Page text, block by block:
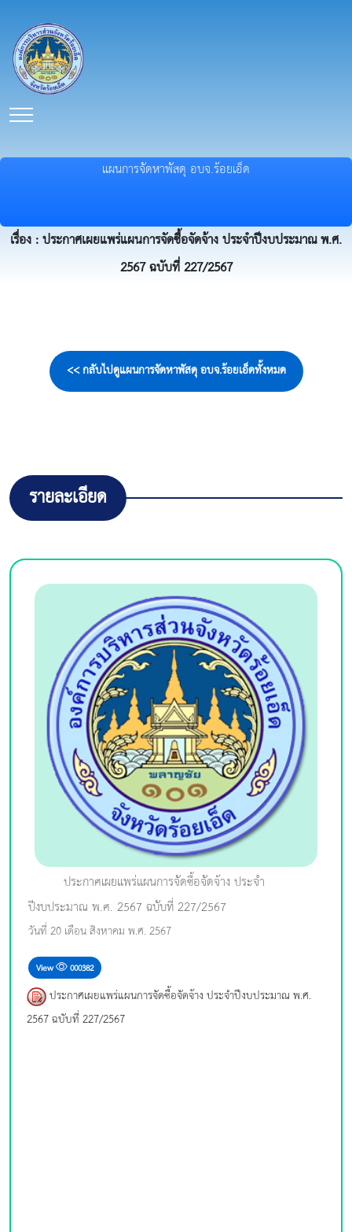
แผนการจัดหาพัสดุ อบจ.ร้อยเอ็ด
เรื่อง : ประกาศเผยแพร่แผนการจัดซื้อจัดจ้าง ประจำปีงบประมาณ พ.ศ.
2567 ฉบับที่ 227/2567
<< กลับไปดูแผนการจัดหาพัสดุ อบจ.ร้อยเอ็ดทั้งหมด
รายละเอียด
ประกาศเผยแพร่แผนการจัดซื้อจัดจ้าง ประจำ
ปีงบประมาณ พ.ศ. 2567 ฉบับที่ 227/2567
วันที่ 20 เดือน สิงหาคม พ.ศ. 2567
View 000382
ประกาศเผยแพร่แผนการจัดซื้อจัดจ้าง ประจำปีงบประมาณ พ.ศ.
2567 ฉบับที่ 227/2567